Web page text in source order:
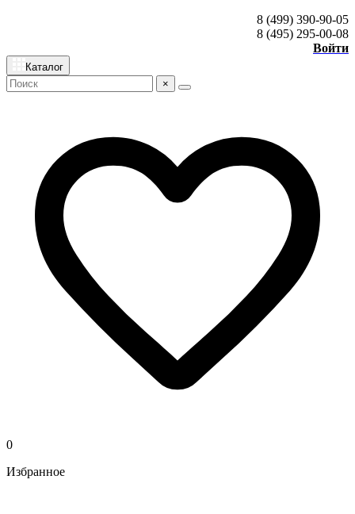
8 (499) 390-90-05
8 (495) 295-00-08
Войти
Каталог
×
0
Избранное